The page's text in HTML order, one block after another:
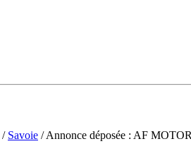
/ Savoie / Annonce déposée : AF